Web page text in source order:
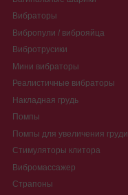
Вибраторы
Вибропули / виброяйца
Вибротрусики
Мини вибраторы
Реалистичные вибраторы
Накладная грудь
Помпы
Помпы для увеличения груди
Стимуляторы клитора
Вибромассажер
Страпоны